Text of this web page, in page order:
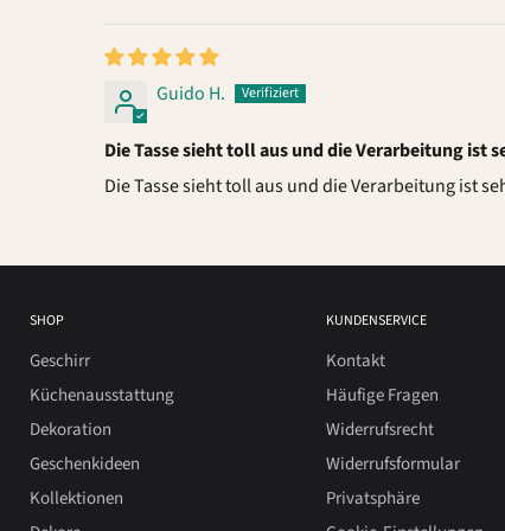
Guido H.
Die Tasse sieht toll aus und die Verarbeitung ist
Die Tasse sieht toll aus und die Verarbeitung ist
SHOP
Geschirr
Küchenausstattung
Dekoration
Geschenkideen
Kollektionen
KUNDENSERVICE
Kontakt
Häufige Fragen
Widerrufsrecht
Widerrufsformular
Privatsphäre